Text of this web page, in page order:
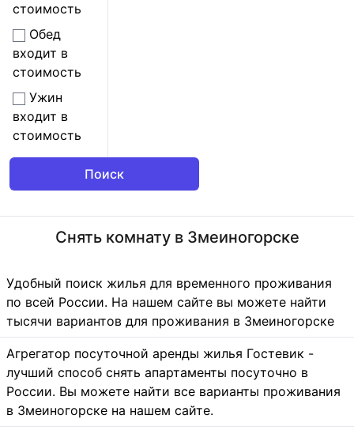
стоимость
Обед
входит в
стоимость
Ужин
входит в
стоимость
Снять комнату в Змеиногорске
Удобный поиск жилья для временного проживания
по всей России. На нашем сайте вы можете найти
тысячи вариантов для проживания в Змеиногорске
Агрегатор посуточной аренды жилья Гостевик -
лучший способ снять апартаменты посуточно в
России. Вы можете найти все варианты проживания
в Змеиногорске на нашем сайте.